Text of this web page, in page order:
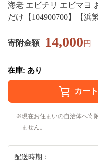
海老 エビチリ エビマヨ
だけ【104900700】【浜
寄附金額 14,000円
在庫: あり
現在お住まいの自治体へ寄
ません。
配送時期：